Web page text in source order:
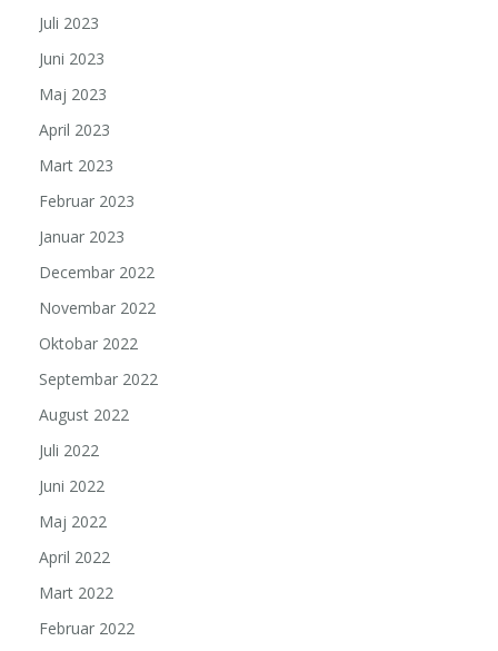
Juli 2023
Juni 2023
Maj 2023
April 2023
Mart 2023
Februar 2023
Januar 2023
Decembar 2022
Novembar 2022
Oktobar 2022
Septembar 2022
August 2022
Juli 2022
Juni 2022
Maj 2022
April 2022
Mart 2022
Februar 2022